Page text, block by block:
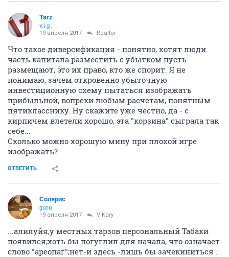
Tarz
v.i.p.
19 апреля 2017 Realtor
Что такое диверсификация - понятно, хотят люди
часть капитала разместить с убытком пусть
размещают, это их право, кто же спорит. Я не
понимаю, зачем откровенно убыточную
инвестиционную схему пытаться изображать
прибыльной, вопреки любым расчетам, понятным
пятикласснику. Ну скажите уже честно, да - с
кирпичем влетели хорошо, эта "корзина" сыграла так
себе...
Сколько можно хорошую мину при плохой игре
изображать?
ОТВЕТИТЬ
Солярис
guru
19 апреля 2017 ViKary
...алилуйя,у местных тарзов персональный Табаки
появился;хоть бы погуглил для начала, что означает
слово "ареопаг";нет-и здесь -лишь бы зачекиниться .